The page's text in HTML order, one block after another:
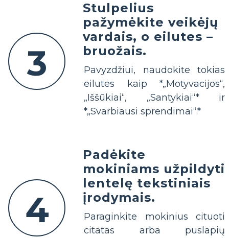
3
Stulpelius
pažymėkite veikėjų
vardais, o eilutes –
bruožais.
Pavyzdžiui, naudokite tokias
eilutes kaip *„Motyvacijos“,
„Iššūkiai“, „Santykiai“* ir
*„Svarbiausi sprendimai“.*
4
Padėkite
mokiniams užpildyti
lentelę tekstiniais
įrodymais.
Paraginkite mokinius cituoti
citatas arba puslapių